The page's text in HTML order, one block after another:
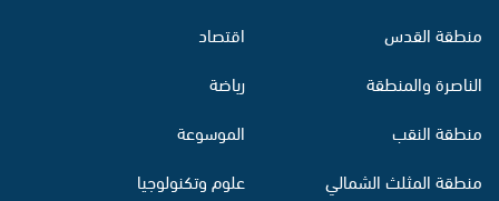
منطقة القدس
الناصرة والمنطقة
منطقة النقب
منطقة المثلث الشمالي
اقتصاد
رياضة
الموسوعة
علوم وتكنولوجيا